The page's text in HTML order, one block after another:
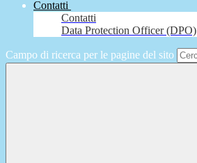
Contatti
Contatti
Data Protection Officer (DPO)
Campo di ricerca per le pagine del sito